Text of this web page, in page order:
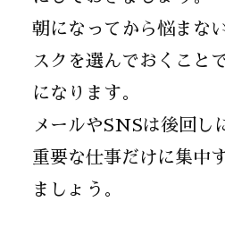
朝になってから悩まな
スクを選んでおくこと
になります。
メールやSNSは後回し
重要な仕事だけに集中
ましょう。